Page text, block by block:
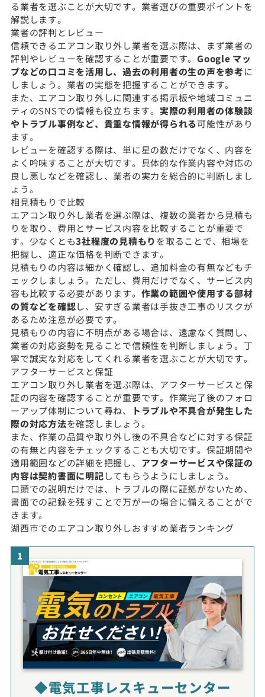
る業者を選ぶことが大切です。業者選びの重要ポイントを
解説します。
業者の評判とレビュー
信頼できるエアコン取り外し業者を選ぶ際は、まず業者の
評判やレビューを確認することが重要です。 Google マッ
プなどの口コミを活用し、過去の利用者の生の声を参考に
しましょう。業者の実態を把握することができます。
また、エアコン取り外しに関連する掲示板や地域コミュニ
ティのSNSでの情報も役立ちます。 実際の利用者の体験談
やトラブル事例など、貴重な情報が得られる可能性があり
ます。
レビューを確認する際は、単に星の数だけでなく、内容を
よく吟味することが大切です。具体的な作業内容や対応の
良し悪しなどを確認し、業者の実力を総合的に判断しまし
ょう。
相見積もりで比較
エアコン取り外し業者を選ぶ際は、複数の業者から見積も
りを取り、費用とサービス内容を比較することが重要で
す。少なくとも3社程度の見積もりを取ることで、相場を
把握し、適正な価格を判断できます。
見積もりの内容は細かく確認し、追加料金の有無などもチ
ェックしましょう。ただし、費用だけでなく、サービス内
容も比較する必要があります。 作業の範囲や使用する部材
の質などを確認し、安すぎる業者は手抜き工事のリスクが
あるため注意が必要です。
見積もりの内容に不明点がある場合は、遠慮なく質問し、
業者の対応姿勢を見ることで信頼性を判断しましょう。丁
寧で誠実な対応をしてくれる業者を選ぶことが大切です。
アフターサービスと保証
エアコン取り外し業者を選ぶ際は、アフターサービスと保
証の内容を確認することが重要です。作業完了後のフォロ
ーアップ体制について尋ね、
トラブルや不具合が発生した
際の対応方法を確認しましょう。
また、作業の品質や取り外し後の不具合などに対する保証
の有無と内容をチェックすることも大切です。保証期間や
適用範囲などの詳細を把握し、 アフターサービスや保証の
内容は契約書面に明記してもらうようにしましょう。
口頭での説明だけでは、トラブルの際に証拠がないため、
書面での記録を残すことで万が一の場合に備えることがで
きます。
湖西市でのエアコン取り外しおすすめ業者ランキング
1
◆電気工事レスキューセンター